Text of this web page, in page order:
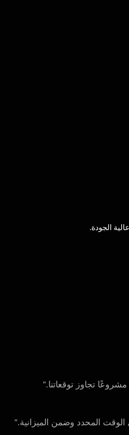
تجاوز توقعاتنا.”
الوقت المحدد وضمن الميزانية.”